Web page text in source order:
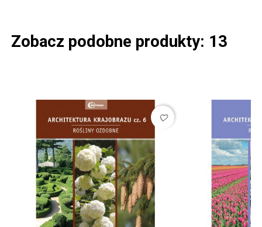
Zobacz podobne produkty: 13
favorite_border